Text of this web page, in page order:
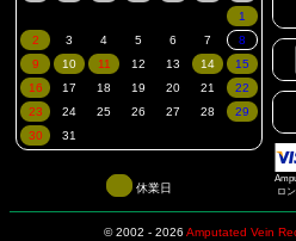
ロ
休業日
© 2002 - 2026 Amputated Vein